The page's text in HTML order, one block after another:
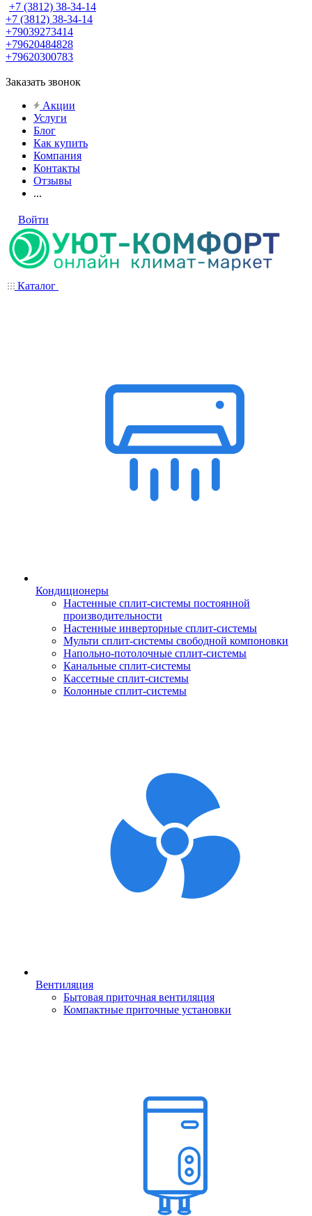
+7 (3812) 38-34-14
+7 (3812) 38-34-14
+79039273414
+79620484828
+79620300783
Заказать звонок
Акции
Услуги
Блог
Как купить
Компания
Контакты
Отзывы
...
Войти
Каталог
Кондиционеры
Настенные сплит-системы постоянной
производительности
Настенные инверторные сплит-системы
Мульти сплит-системы свободной компоновки
Напольно-потолочные сплит-системы
Канальные сплит-системы
Кассетные сплит-системы
Колонные сплит-системы
Вентиляция
Бытовая приточная вентиляция
Компактные приточные установки